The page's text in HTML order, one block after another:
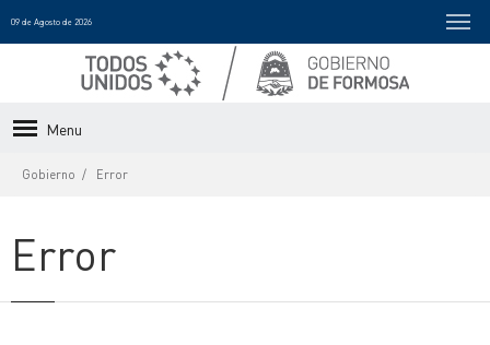
09 de Agosto de 2026
Menu
Gobierno Error
Error